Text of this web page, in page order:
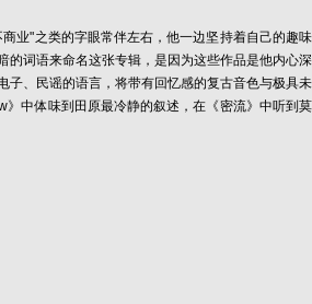
业"之类的字眼常伴左右，他一边坚持着自己的趣味
的词语来命名这张专辑，是因为这些作品是他内心深
子、民谣的语言，将带有回忆感的复古音色与极具未
中体味到田原最冷静的叙述，在《密流》中听到莫